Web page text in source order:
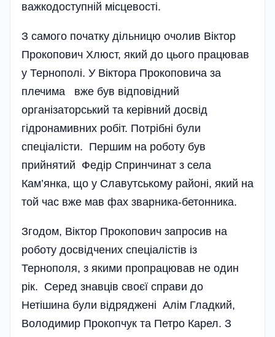
важкодоступній місцевості.
З самого початку дільницю очолив Віктор
Прокопович Хлюст, який до цього працював
у Тернополі. У Віктора Прокоповича за
плечима вже був відповідний
організаторський та керівний досвід
гідронамивних робіт. Потрібні були
спеціалісти. Першим на роботу був
прийнятий Федір Спринчинат з села
Кам’янка, що у Славутському районі, який на
той час вже мав фах зварника-бетонника.
Згодом, Віктор Прокопович запросив на
роботу досвідчених спеціалістів із
Тернополя, з якими пропрацював не один
рік. Серед знавців своєї справи до
Нетішина були відряджені Алім Гладкий,
Володимир Прокопчук та Петро Карел. З